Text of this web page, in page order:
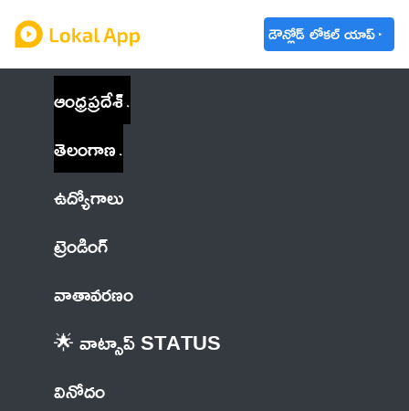
డౌన్లోడ్ లోకల్ యాప్
ఆంధ్రప్రదేశ్
తెలంగాణ
ఉద్యోగాలు
ట్రెండింగ్
వాతావరణం
🌟 వాట్సాప్ STATUS
వినోదం